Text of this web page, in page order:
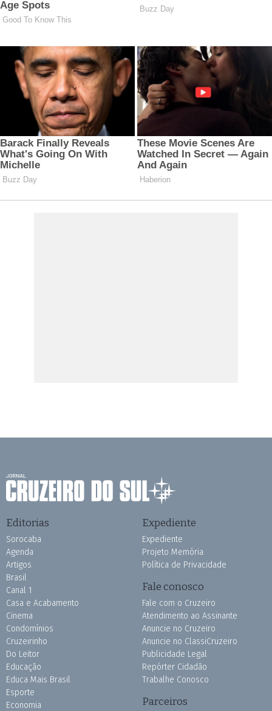
Editorias
Sorocaba
Agenda
Artigos
Brasil
Canal 1
Casa e Acabamento
Cinema
Condomínios
Cruzeirinho
Do Leitor
Educação
Educa Mais Brasil
Esporte
Economia
Expediente
Expediente
Projeto Memória
Política de Privacidade
Fale conosco
Fale com o Cruzeiro
Atendimento ao Assinante
Anuncie no Cruzeiro
Anuncie no ClassiCruzeiro
Publicidade Legal
Repórter Cidadão
Trabalhe Conosco
Parceiros